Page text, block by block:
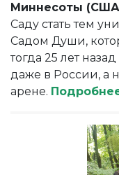
Миннесоты
Саду стать тем
Садом Души,
тогда 25 лет
даже в России, а
арене.